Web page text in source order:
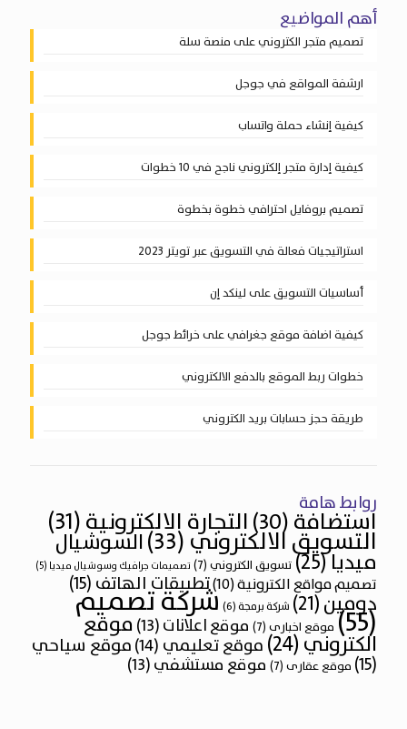
أهم المواضيع
تصميم متجر الكتروني على منصة سلة
ارشفة المواقع في جوجل
كيفية إنشاء حملة واتساب
كيفية إدارة متجر إلكتروني ناجح في 10 خطوات
تصميم بروفايل احترافي خطوة بخطوة
استراتيجيات فعالة في التسويق عبر تويتر 2023
أساسيات التسويق على لينكد إن
كيفية اضافة موقع جغرافي على خرائط جوجل
خطوات ربط الموقع بالدفع الالكتروني
طريقة حجز حسابات بريد الكتروني
روابط هامة
استضافة(30) التجارة الالكترونية(31)
التسويق الالكتروني (33) السوشيال
ميديا(25) تسويق الكتروني (7) تصميمات جرافيك وسوشيال ميديا (5)
تصميم مواقع الكترونية(10) تطبيقات الهاتف (15)
دومين(21) شركة برمجة (6) شركة تصميم (55) موقع اخبارى (7) موقع اعلانات(13) موقع
الكتروني (24) موقع تعليمي (14) موقع سياحي
(15) موقع عقارى (7) موقع مستشفي(13)